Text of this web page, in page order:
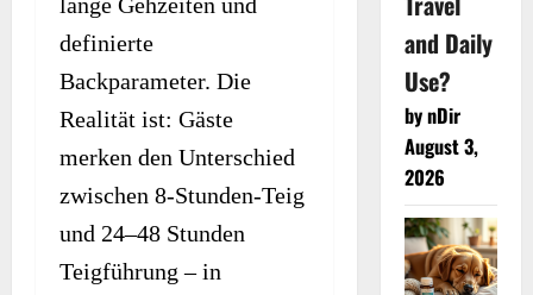
lange Gehzeiten und
definierte
Backparameter. Die
Realität ist: Gäste
merken den Unterschied
zwischen 8-Stunden-Teig
und 24–48 Stunden
Teigführung – in
and Daily
Use?
by nDir
August 3,
2026